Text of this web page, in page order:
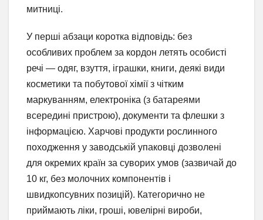
митниці.
У перші абзаци коротка відповідь: без
особливих проблем за кордон летять особисті
речі — одяг, взуття, іграшки, книги, деякі види
косметики та побутової хімії з чітким
маркуванням, електроніка (з батареями
всередині пристрою), документи та флешки з
інформацією. Харчові продукти рослинного
походження у заводській упаковці дозволені
для окремих країн за суворих умов (зазвичай до
10 кг, без молочних компонентів і
швидкопсувних позицій). Категорично не
приймають ліки, гроші, ювелірні вироби,